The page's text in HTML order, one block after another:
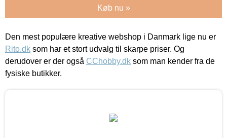
Køb nu »
Den mest populære kreative webshop i Danmark lige nu er
Rito.dk som har et stort udvalg til skarpe priser. Og
derudover er der også CChobby.dk som man kender fra de
fysiske butikker.